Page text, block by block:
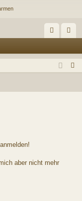
m
de
ist
re
aber nicht mehr